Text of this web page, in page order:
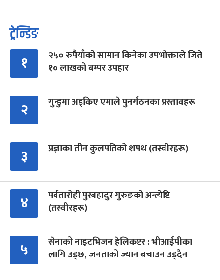
ट्रेन्डिङ
१
२५० रुपैयाँको सामान किनेका उपभोक्ताले जिते
१० लाखको बम्पर उपहार
२ गुन्डुमा अड्किए एमाले पुनर्गठनका प्रस्तावहरू
३ प्रज्ञाका तीन कुलपतिको शपथ (तस्वीरहरू)
४
पर्वतारोही पुरबहादुर गुरुङको अन्त्येष्टि
(तस्वीरहरू)
५
सेनाको नाइटभिजन हेलिकप्टर : भीआईपीका
लागि उड्छ, जनताको ज्यान बचाउन उड्दैन